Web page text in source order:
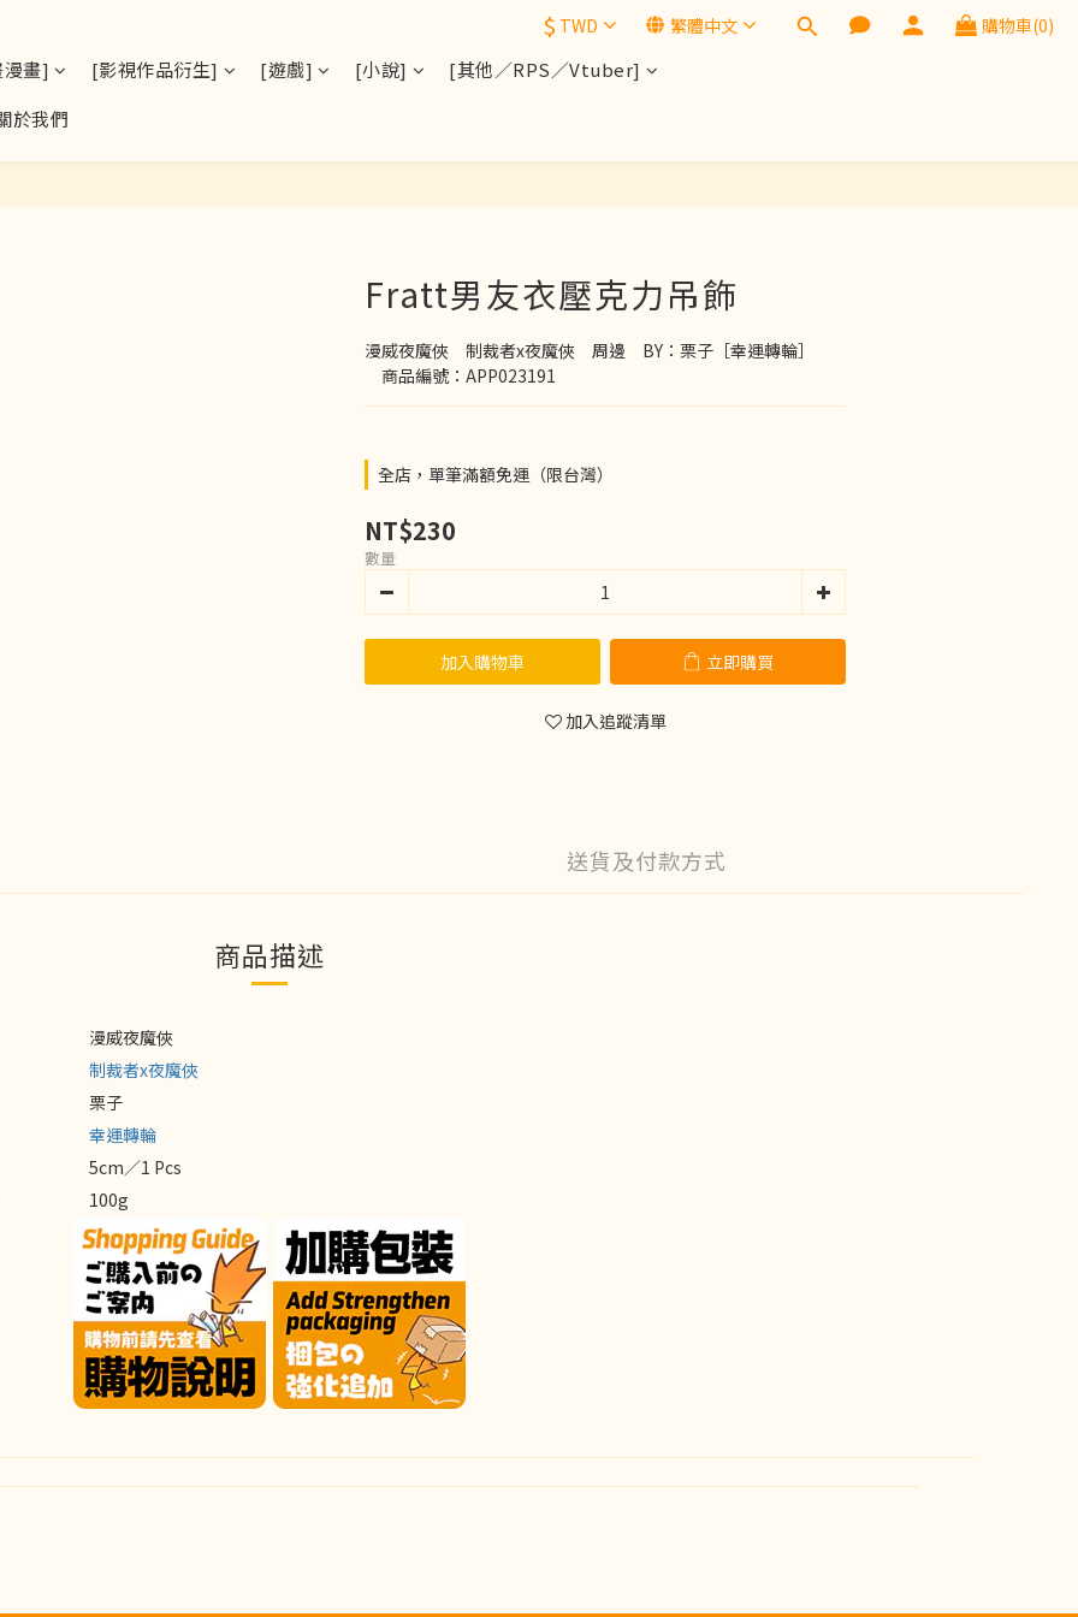
$ TWD 繁體中文 購物車(0)
畫] [影視作品衍生] [遊戲] [小說]
[其他／RPS／Vtuber]
於我們
Fratt男友衣壓克力吊飾
漫威夜魔俠　制裁者x夜魔俠　周邊　BY：栗子［幸運轉輪］
商品編號：APP023191
全店，單筆滿額免運（限台灣）
NT$230
數量
加入購物車 立即購買
加入追蹤清單
送貨及付款方式
商品描述
漫威夜魔俠
制裁者x夜魔俠
栗子
幸運轉輪
5cm／1 Pcs
100g